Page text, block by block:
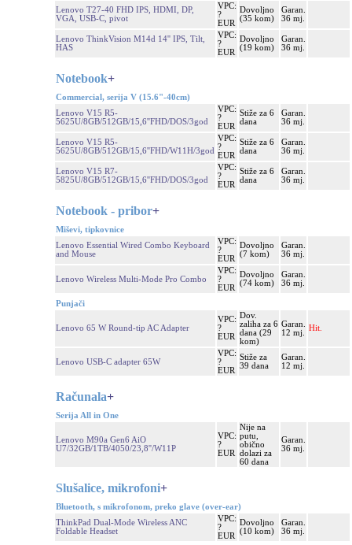
Lenovo T27-40 FHD IPS, HDMI, DP,
VGA, USB-C, pivot
VPC:
?
EUR
Dovoljno
(35 kom)
Garan.
36 mj.
Lenovo ThinkVision M14d 14'' IPS, Tilt,
HAS
VPC:
?
EUR
Dovoljno
(19 kom)
Garan.
36 mj.
Notebook+
Commercial, serija V (15.6"-40cm)
Lenovo V15 R5-
5625U/8GB/512GB/15,6''FHD/DOS/3god
VPC:
?
EUR
Stiže za 6
dana
Garan.
36 mj.
Lenovo V15 R5-
5625U/8GB/512GB/15,6''FHD/W11H/3god
VPC:
?
EUR
Stiže za 6
dana
Garan.
36 mj.
Lenovo V15 R7-
5825U/8GB/512GB/15,6''FHD/DOS/3god
VPC:
?
EUR
Stiže za 6
dana
Garan.
36 mj.
Notebook - pribor+
Miševi, tipkovnice
Lenovo Essential Wired Combo Keyboard
and Mouse
VPC:
?
EUR
Dovoljno
(7 kom)
Garan.
36 mj.
Lenovo Wireless Multi-Mode Pro Combo
VPC:
?
EUR
Dovoljno
(74 kom)
Garan.
36 mj.
Punjači
Lenovo 65 W Round-tip AC Adapter
VPC:
?
EUR
Dov.
zaliha za 6
dana (29
kom)
Garan.
12 mj.
Hit.
Lenovo USB-C adapter 65W
VPC:
?
EUR
Stiže za
39 dana
Garan.
12 mj.
Računala+
Serija All in One
Lenovo M90a Gen6 AiO
U7/32GB/1TB/4050/23,8''/W11P
VPC:
?
EUR
Nije na
putu,
obično
dolazi za
60 dana
Garan.
36 mj.
Slušalice, mikrofoni+
Bluetooth, s mikrofonom, preko glave (over-ear)
ThinkPad Dual-Mode Wireless ANC
Foldable Headset
VPC:
?
EUR
Dovoljno
(10 kom)
Garan.
36 mj.